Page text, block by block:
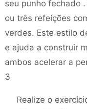
seu punho fechado
ou três refeições
verdes. Este estilo
e ajuda a construir
ambos acelerar a
3
Realize o